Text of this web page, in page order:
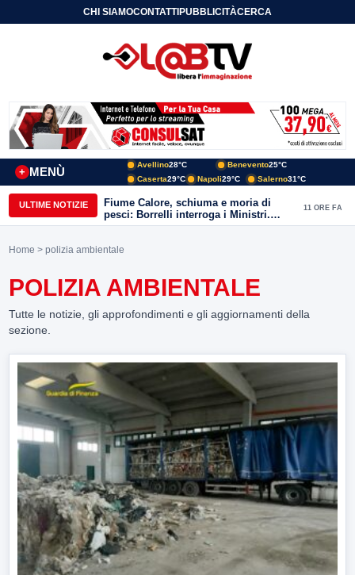
CHI SIAMOCONTATTIPUBBLICITÀCERCA
MENÙ
+
Avellino28°C Benevento25°C
Caserta29°C Napoli29°C Salerno31°C
ULTIME NOTIZIE
Fiume Calore, schiuma e moria di
pesci: Borrelli interroga i Ministri.
“Benevento paga l’assenza del
11 ORE FA
Home > polizia ambientale
POLIZIA AMBIENTALE
Tutte le notizie, gli approfondimenti e gli aggiornamenti della
sezione.